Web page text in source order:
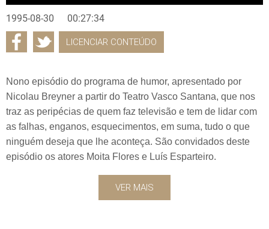
1995-08-30 00:27:34
LICENCIAR CONTEÚDO
Nono episódio do programa de humor, apresentado por
Nicolau Breyner a partir do Teatro Vasco Santana, que nos
traz as peripécias de quem faz televisão e tem de lidar com
as falhas, enganos, esquecimentos, em suma, tudo o que
ninguém deseja que lhe aconteça. São convidados deste
episódio os atores Moita Flores e Luís Esparteiro.
VER MAIS